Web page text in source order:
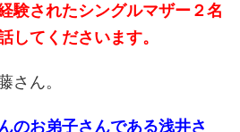
験されたシングルマザー２名
してくださいます。
さん。
のお弟子さんである浅井さ